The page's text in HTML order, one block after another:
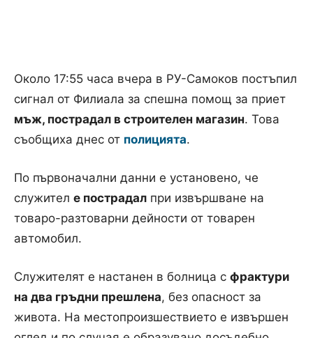
Около 17:55 часа вчера в РУ-Самоков постъпил
сигнал от Филиала за спешна помощ за приет
мъж, пострадал в строителен магазин. Това
съобщиха днес от полицията.
По първоначални данни е установено, че
служител е пострадал при извършване на
товаро-разтоварни дейности от товарен
автомобил.
Служителят е настанен в болница с фрактури
на два гръдни прешлена, без опасност за
живота. На местопроизшествието е извършен